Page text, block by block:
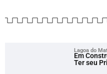
Lagoa do
Em
Ter seu